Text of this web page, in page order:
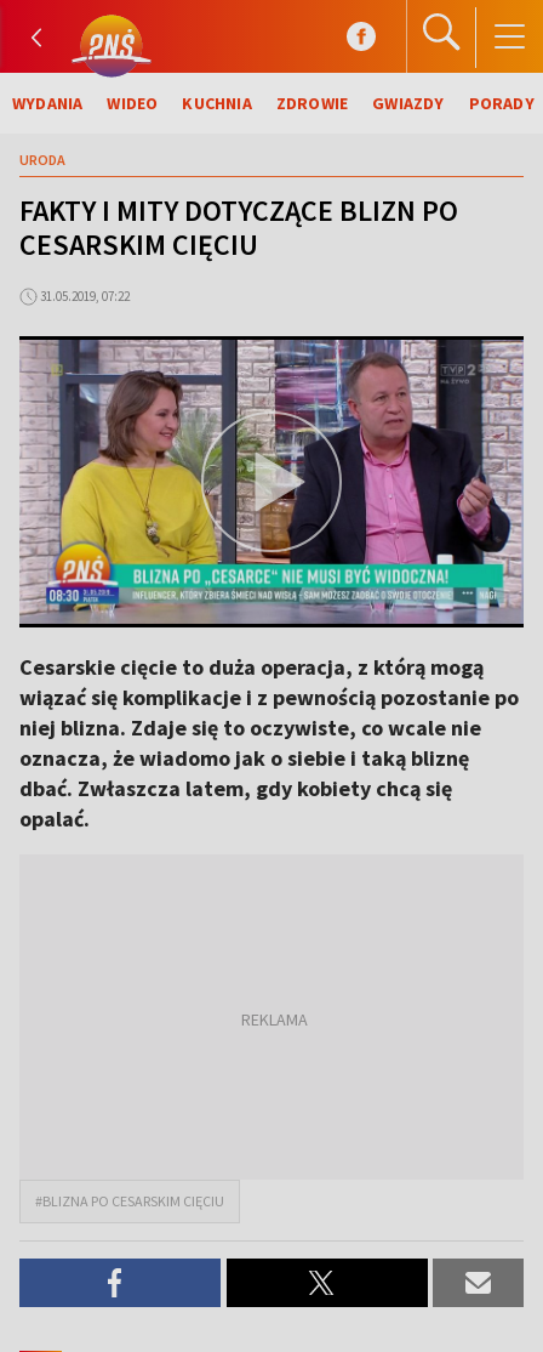
WYDANIA WIDEO KUCHNIA ZDROWIE GWIAZDY PORADY
URODA
FAKTY I MITY DOTYCZĄCE BLIZN PO
CESARSKIM CIĘCIU
31.05.2019, 07:22
Cesarskie cięcie to duża operacja, z którą mogą
wiązać się komplikacje i z pewnością pozostanie po
niej blizna. Zdaje się to oczywiste, co wcale nie
oznacza, że wiadomo jak o siebie i taką bliznę
dbać. Zwłaszcza latem, gdy kobiety chcą się
opalać.
#BLIZNA PO CESARSKIM CIĘCIU